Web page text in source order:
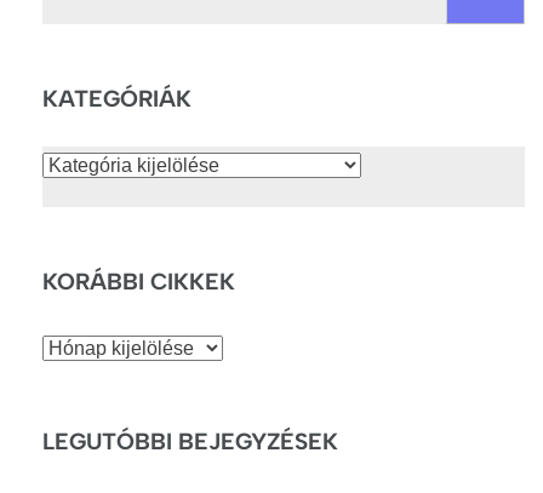
KATEGÓRIÁK
Kategóriák
KORÁBBI CIKKEK
Korábbi
LEGUTÓBBI BEJEGYZÉSEK